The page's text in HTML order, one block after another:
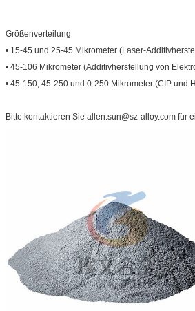
Größenverteilung
• 15-45 und 25-45 Mikrometer (Laser-
• 45-106 Mikrometer (Additivherstellung von
• 45-150, 45-250 und 0-250 Mikrometer (CIP und
Bitte kontaktieren Sie allen.sun@sz-alloy.com für